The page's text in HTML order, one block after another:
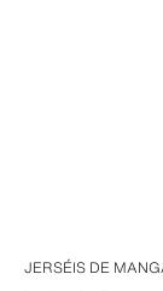
JERSÉIS DE